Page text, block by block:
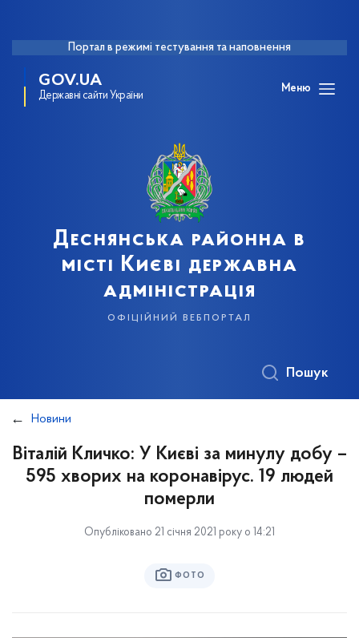
Портал в режимі тестування та наповнення
GOV.UA
Державні сайти України
Меню
Деснянська районна в
місті Києві державна
адміністрація
офіційний вебпортал
Пошук
Новини
Віталій Кличко: У Києві за минулу добу –
595 хворих на коронавірус. 19 людей
померли
Опубліковано 21 січня 2021 року о 14:21
ФОТО